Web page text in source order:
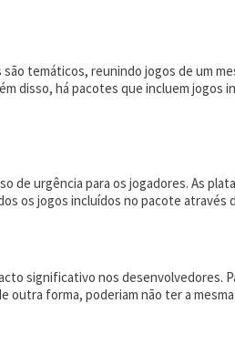
temáticos, reunindo jogos de um
disso, há pacotes que incluem
de urgência para os jogadores. As
os jogos incluídos no pacote
significativo nos
forma, poderiam não ter a